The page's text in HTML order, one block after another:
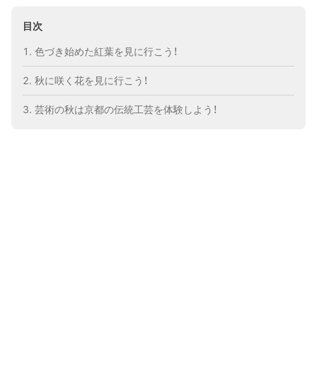
目次
色づき始めた紅葉を見に行こう！
秋に咲く花を見に行こう！
芸術の秋は京都の伝統工芸を体験しよう！